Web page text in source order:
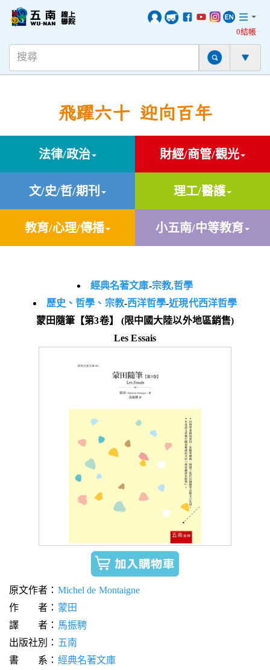
0結帳
飛躍六十 迎向百年
法律/政治 財經/商管/觀光
文/史/哲/期刊 理工/醫護
教育/心理/傳播 小五南/中等教育
經典名著文庫-宗教,哲學
歷史、哲學、宗教-西洋哲學-近現代西洋哲學
蒙田隨筆【第3卷】 (限中國大陸以外地區銷售)
Les Essais
原文作者： Michel de Montaigne
作 者： 蒙田
譯 者： 馬振騁
出版社別： 五南
書 系： 經典名著文庫